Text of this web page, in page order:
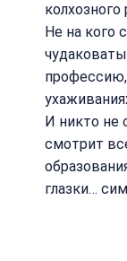
колхозного
Не на кого
И никто не
смотрит
глазки…